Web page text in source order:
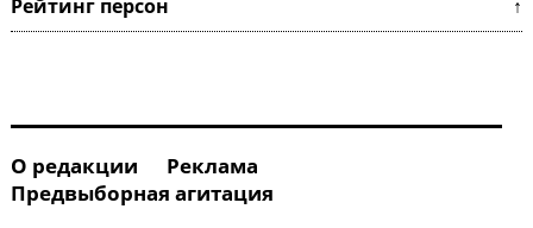
Рейтинг персон ↑
О редакции
Реклама
Предвыборная агитация